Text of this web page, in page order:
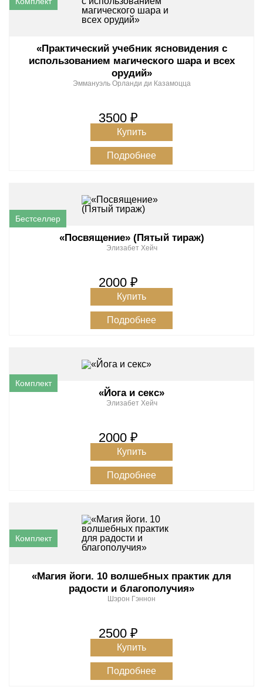
«Практический учебник ясновидения с
использованием магического шара и всех
орудий»
Эммануэль Орланди ди Казамоцца
3500 ₽
Купить
Подробнее
«Посвящение» (Пятый тираж)
Элизабет Хейч
2000 ₽
Купить
Подробнее
«Йога и секс»
Элизабет Хейч
2000 ₽
Купить
Подробнее
«Магия йоги. 10 волшебных практик для
радости и благополучия»
Шэрон Гэннон
2500 ₽
Купить
Подробнее